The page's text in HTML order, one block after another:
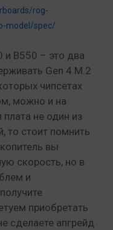
rog-
model/spec/
и В550 – это два
Gen 4 M.2
чипсетах
можно и на
не один из
то стоит помнить
вы
скорость, но в
и
приобретать
сделаете апгрейд